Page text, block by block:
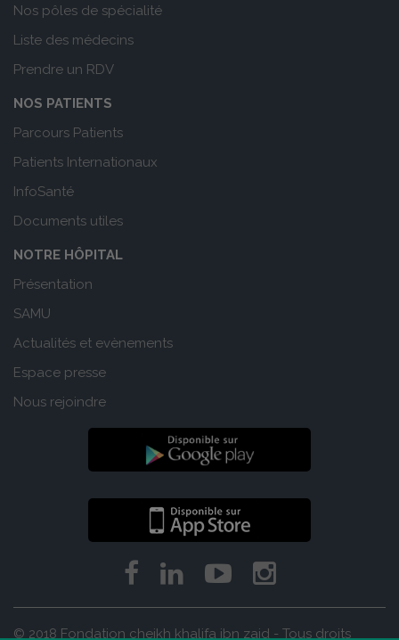
Nos pôles de spécialité
Liste des médecins
Prendre un RDV
NOS PATIENTS
Parcours Patients
Patients Internationaux
InfoSanté
Documents utiles
NOTRE HÔPITAL
Présentation
SAMU
Actualités et evènements
Espace presse
Nous rejoindre
© 2018 Fondation cheikh khalifa ibn zaid - Tous droits